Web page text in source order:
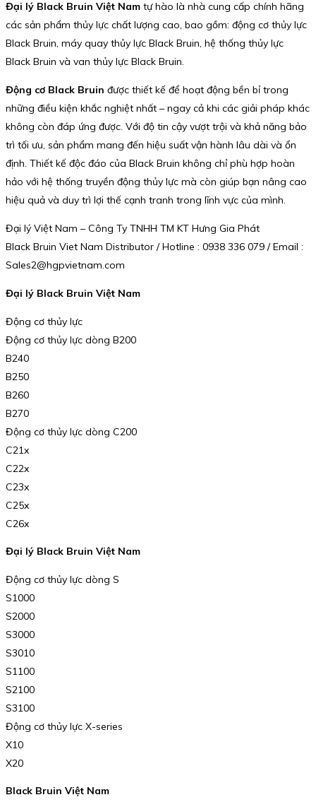
Đại lý Black Bruin Việt Nam tự hào là nhà cung cấp chính hãng
các sản phẩm thủy lực chất lượng cao, bao gồm: động cơ thủy lực
Black Bruin, máy quay thủy lực Black Bruin, hệ thống thủy lực
Black Bruin và van thủy lực Black Bruin.
Động cơ Black Bruin được thiết kế để hoạt động bền bỉ trong
những điều kiện khắc nghiệt nhất – ngay cả khi các giải pháp khác
không còn đáp ứng được. Với độ tin cậy vượt trội và khả năng bảo
trì tối ưu, sản phẩm mang đến hiệu suất vận hành lâu dài và ổn
định. Thiết kế độc đáo của Black Bruin không chỉ phù hợp hoàn
hảo với hệ thống truyền động thủy lực mà còn giúp bạn nâng cao
hiệu quả và duy trì lợi thế cạnh tranh trong lĩnh vực của mình.
Đại lý Việt Nam – Công Ty TNHH TM KT Hưng Gia Phát
Black Bruin Viet Nam Distributor / Hotline : 0938 336 079 / Email :
Sales2@hgpvietnam.com
Đại lý Black Bruin Việt Nam
Động cơ thủy lực
Động cơ thủy lực dòng B200
B240
B250
B260
B270
Động cơ thủy lực dòng C200
C21x
C22x
C23x
C25x
C26x
Đại lý Black Bruin Việt Nam
Động cơ thủy lực dòng S
S1000
S2000
S3000
S3010
S1100
S2100
S3100
Động cơ thủy lực X-series
X10
X20
Black Bruin Việt Nam